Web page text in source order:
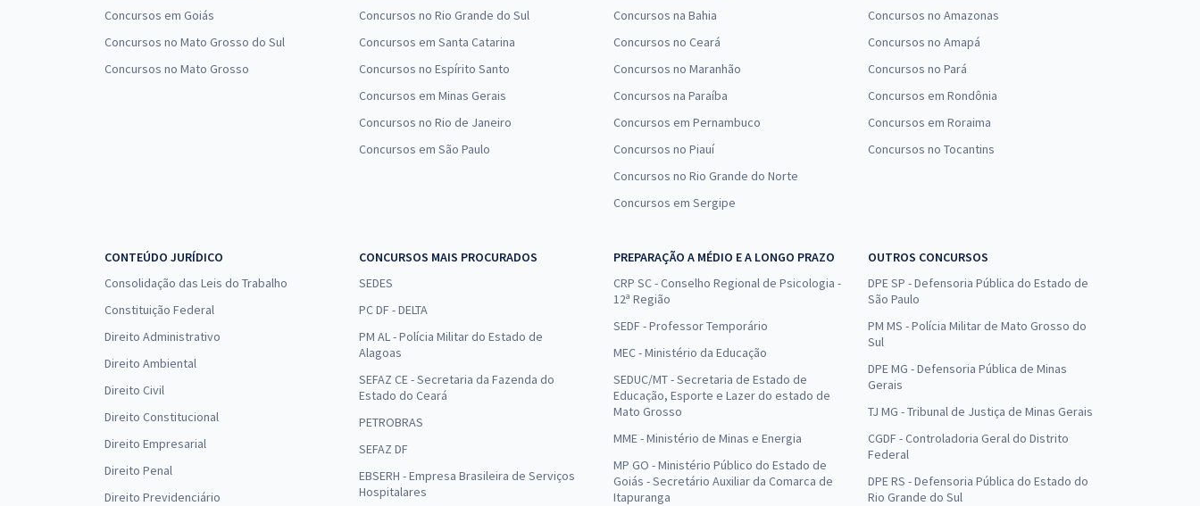
Concursos em Goiás
Concursos no Mato Grosso do Sul
Concursos no Mato Grosso
Concursos no Rio Grande do Sul
Concursos em Santa Catarina
Concursos no Espírito Santo
Concursos em Minas Gerais
Concursos no Rio de Janeiro
Concursos em São Paulo
Concursos na Bahia
Concursos no Ceará
Concursos no Maranhão
Concursos na Paraíba
Concursos em Pernambuco
Concursos no Piauí
Concursos no Rio Grande do Norte
Concursos em Sergipe
Concursos no Amazonas
Concursos no Amapá
Concursos no Pará
Concursos em Rondônia
Concursos em Roraima
Concursos no Tocantins
CONTEÚDO JURÍDICO
Consolidação das Leis do Trabalho
Constituição Federal
Direito Administrativo
Direito Ambiental
Direito Civil
Direito Constitucional
Direito Empresarial
Direito Penal
Direito Previdenciário
CONCURSOS MAIS PROCURADOS
SEDES
PC DF - DELTA
PM AL - Polícia Militar do Estado de
Alagoas
SEFAZ CE - Secretaria da Fazenda do
Estado do Ceará
PETROBRAS
SEFAZ DF
EBSERH - Empresa Brasileira de Serviços
Hospitalares
PREPARAÇÃO A MÉDIO E A LONGO PRAZO
CRP SC - Conselho Regional de Psicologia -
12ª Região
SEDF - Professor Temporário
MEC - Ministério da Educação
SEDUC/MT - Secretaria de Estado de
Educação, Esporte e Lazer do estado de
Mato Grosso
MME - Ministério de Minas e Energia
MP GO - Ministério Público do Estado de
Goiás - Secretário Auxiliar da Comarca de
Itapuranga
OUTROS CONCURSOS
DPE SP - Defensoria Pública do Estado de
São Paulo
PM MS - Polícia Militar de Mato Grosso do
Sul
DPE MG - Defensoria Pública de Minas
Gerais
TJ MG - Tribunal de Justiça de Minas Gerais
CGDF - Controladoria Geral do Distrito
Federal
DPE RS - Defensoria Pública do Estado do
Rio Grande do Sul